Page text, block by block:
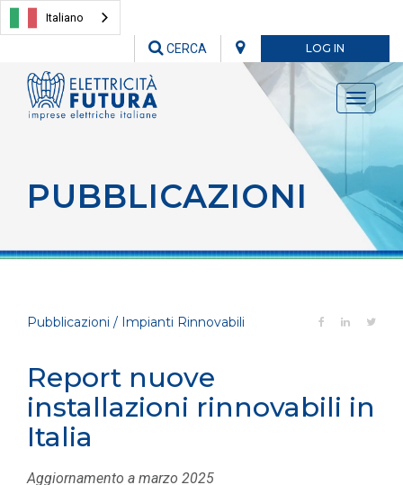
Italiano
LOG IN
CERCA
Toggle
PUBBLICAZIONI
Pubblicazioni / Impianti Rinnovabili
Report nuove
installazioni rinnovabili in
Italia
Aggiornamento a marzo 2025